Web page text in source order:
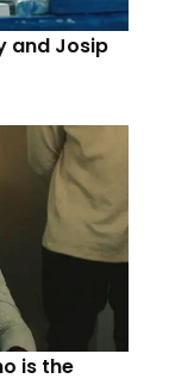
and Josip
is the